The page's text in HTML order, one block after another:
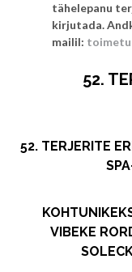
tähelepanu
kirjutada.
mailil:
52.
52. TERJERITE
VIBEKE